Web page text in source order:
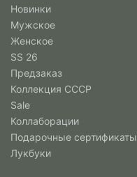
Новинки
Мужcкое
Женское
SS 26
Предзаказ
Коллекция СССР
Sale
Коллаборации
Подарочные сертификаты
Лукбуки